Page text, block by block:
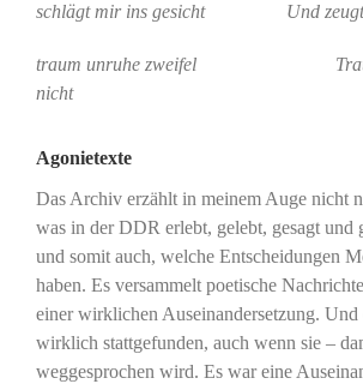
schlägt mir ins gesicht Und zeugt
traum unruhe zweifel
nicht
Agonietexte
Das Archiv erzählt in meinem Auge nicht
was in der DDR erlebt, gelebt, gesagt und
und somit auch, welche Entscheidungen
haben. Es versammelt poetische
einer wirklichen Auseinandersetzung. Und
wirklich stattgefunden, auch wenn sie –
weggesprochen wird. Es war eine